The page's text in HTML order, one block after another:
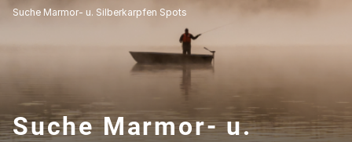
Suche Marmor- u. Silberkarpfen Spots
Suche Marmor- u.